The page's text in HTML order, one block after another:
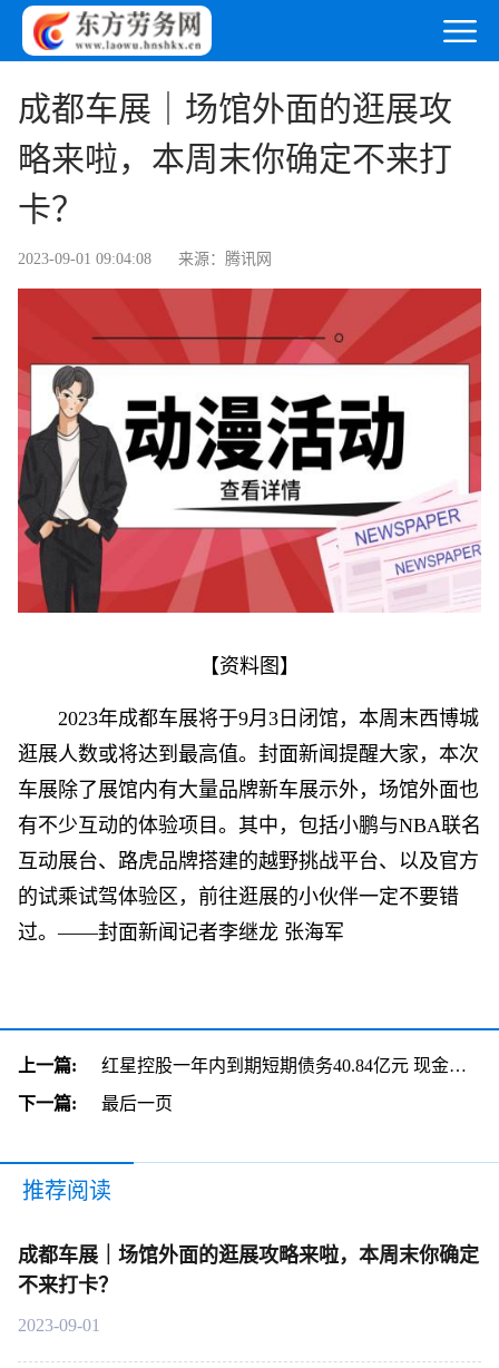
成都车展｜场馆外面的逛展攻
略来啦，本周末你确定不来打
卡？
2023-09-01 09:04:08 来源：腾讯网
【资料图】
2023年成都车展将于9月3日闭馆，本周末西博城
逛展人数或将达到最高值。封面新闻提醒大家，本次
车展除了展馆内有大量品牌新车展示外，场馆外面也
有不少互动的体验项目。其中，包括小鹏与NBA联名
互动展台、路虎品牌搭建的越野挑战平台、以及官方
的试乘试驾体验区，前往逛展的小伙伴一定不要错
过。——封面新闻记者李继龙 张海军
上一篇:
红星控股一年内到期短期债务40.84亿元 现金流持续承压
下一篇:
最后一页
推荐阅读
成都车展｜场馆外面的逛展攻略来啦，本周末你确定
不来打卡？
2023-09-01